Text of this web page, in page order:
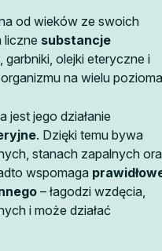
od wieków ze swoich
liczne substancje
garbniki, olejki eteryczne i
na wielu
jest jego działanie
. Dzięki temu bywa
stanach zapalnych
wspomaga
– łagodzi wzdęcia,
i może działać